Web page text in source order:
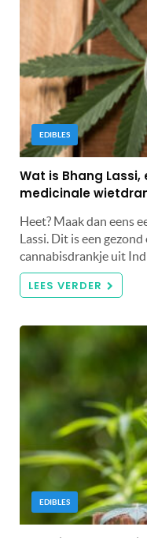
EDIBLES
Wat is Bhang
medicinale
Heet? Maak dan eens
Lassi. Dit is een
cannabisdrankje uit
LEES VERDER
EDIBLES